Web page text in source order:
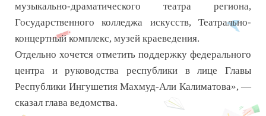
музыкально-драматического театра региона,
Государственного колледжа искусств, Театрально-
концертный комплекс, музей краеведения.
Отдельно хочется отметить поддержку федерального
центра и руководства республики в лице Главы
Республики Ингушетия Махмуд-Али Калиматова», —
сказал глава ведомства.